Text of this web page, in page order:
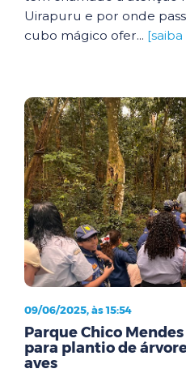
Uirapuru e por onde
cubo mágico ofer... [saiba
09/06/2025, às 15:54
Parque Chico
para plantio de
aves